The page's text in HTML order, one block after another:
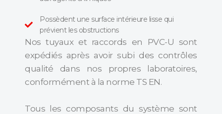
Possèdent une surface intérieure lisse qui
prévient les obstructions
Nos tuyaux et raccords en PVC-U sont
expédiés après avoir subi des contrôles
qualité dans nos propres laboratoires,
conformément à la norme TS EN.
Tous les composants du système sont